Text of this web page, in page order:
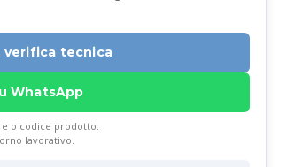
verifica tecnica
WhatsApp
o codice prodotto.
lavorativo.